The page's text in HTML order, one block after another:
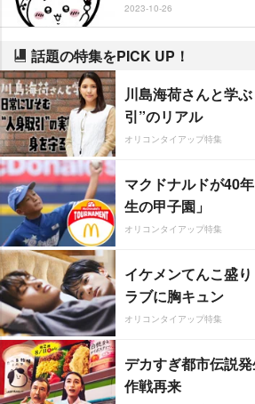
2023-10-26
話題の特集をPICK UP！
川島海荷さんと学
引”のリアル
オリコンタイアップ特集
マクドナルドが40
生の甲子園」
オリコンタイアップ特集
イケメンてんこ盛
ラブに胸キュン
オリコンタイアップ特集
デカすぎ都市伝説
作戦再来